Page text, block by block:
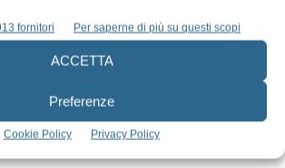
fornitori Per saperne di più su questi scopi
ACCETTA
Preferenze
Cookie Policy Privacy Policy
STESSO AUTORE
meeting SIdCO sulla gestione
lesioni osteolitiche delle ossa